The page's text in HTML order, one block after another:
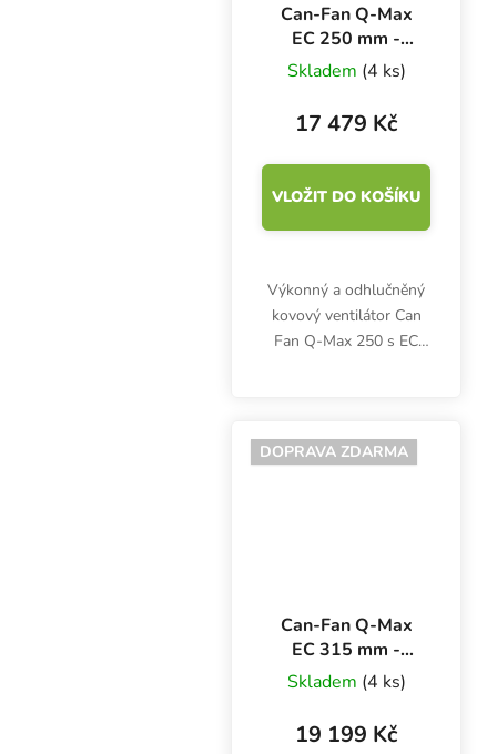
Can-Fan Q-Max
EC 250 mm -
2000 m3/h,
kovový ventilátor s
EC motorem
Skladem (4 ks)
17 479 Kč
VLOŽIT DO KOŠÍKU
Výkonný a odhlučněný
kovový ventilátor Can
Fan Q-Max 250 s EC
účinnost a životnost,
nízkou spotřebu i
DOPRAVA ZDARMA
Can-Fan Q-Max
EC 315 mm -
2850 m3/h,
kovový ventilátor s
EC motorem
Skladem (4 ks)
19 199 Kč